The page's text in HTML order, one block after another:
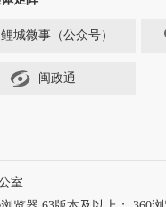
鲤城微事（公众号）
闽政通
室